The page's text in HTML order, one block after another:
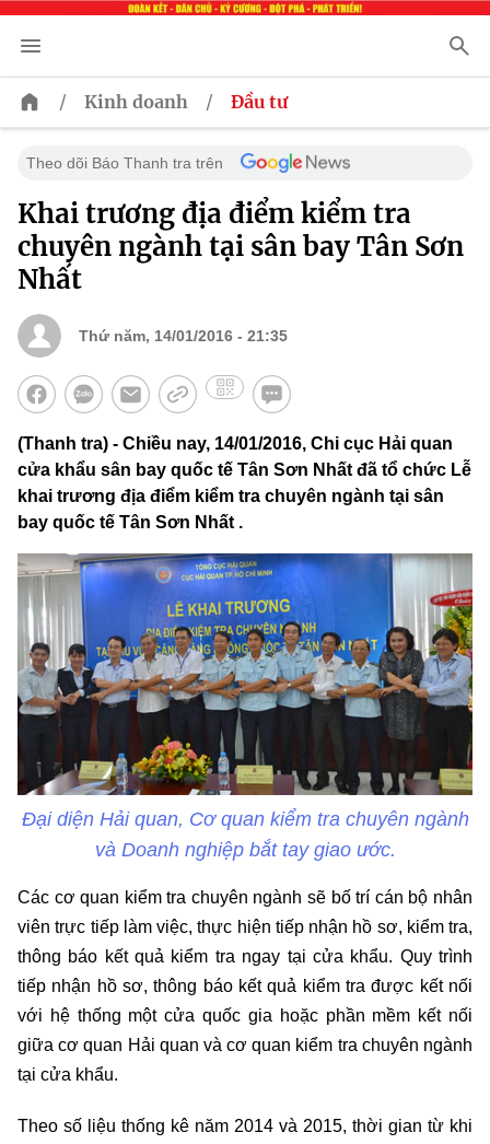
/ Kinh doanh / Đầu tư
Theo dõi Báo Thanh tra trên
Khai trương địa điểm kiểm tra
chuyên ngành tại sân bay Tân Sơn
Nhất
Thứ năm, 14/01/2016 - 21:35
(Thanh tra) - Chiều nay, 14/01/2016, Chi cục Hải quan
cửa khẩu sân bay quốc tế Tân Sơn Nhất đã tổ chức Lễ
khai trương địa điểm kiểm tra chuyên ngành tại sân
bay quốc tế Tân Sơn Nhất .
Đại diện Hải quan, Cơ quan kiểm tra chuyên ngành
và Doanh nghiệp bắt tay giao ước.
Các cơ quan kiểm tra chuyên ngành sẽ bố trí cán bộ nhân
viên trực tiếp làm việc, thực hiện tiếp nhận hồ sơ, kiểm tra,
thông báo kết quả kiểm tra ngay tại cửa khẩu. Quy trình
tiếp nhận hồ sơ, thông báo kết quả kiểm tra được kết nối
với hệ thống một cửa quốc gia hoặc phần mềm kết nối
giữa cơ quan Hải quan và cơ quan kiểm tra chuyên ngành
tại cửa khẩu.
Theo số liệu thống kê năm 2014 và 2015, thời gian từ khi